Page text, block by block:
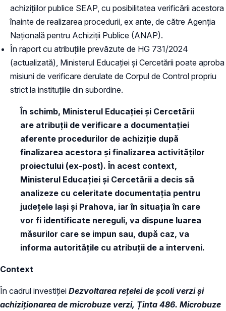
achizițiilor publice SEAP, cu posibilitatea verificării acestora
înainte de realizarea procedurii, ex ante, de către Agenția
Națională pentru Achiziții Publice (ANAP).
În raport cu atribuțiile prevăzute de HG 731/2024
(actualizată), Ministerul Educației și Cercetării poate aproba
misiuni de verificare derulate de Corpul de Control propriu
strict la instituțiile din subordine.
În schimb, Ministerul Educației și Cercetării
are atribuții de verificare a documentaţiei
aferente procedurilor de achiziție după
finalizarea acestora și finalizarea activităților
proiectului (ex-post). În acest context,
Ministerul Educației și Cercetării a decis să
analizeze cu celeritate documentația pentru
județele Iași și Prahova, iar în situația în care
vor fi identificate nereguli, va dispune luarea
măsurilor care se impun sau, după caz, va
informa autoritățile cu atribuții de a interveni.
Context
În cadrul investiției Dezvoltarea rețelei de școli verzi și
achiziționarea de microbuze verzi, Ținta 486. Microbuze